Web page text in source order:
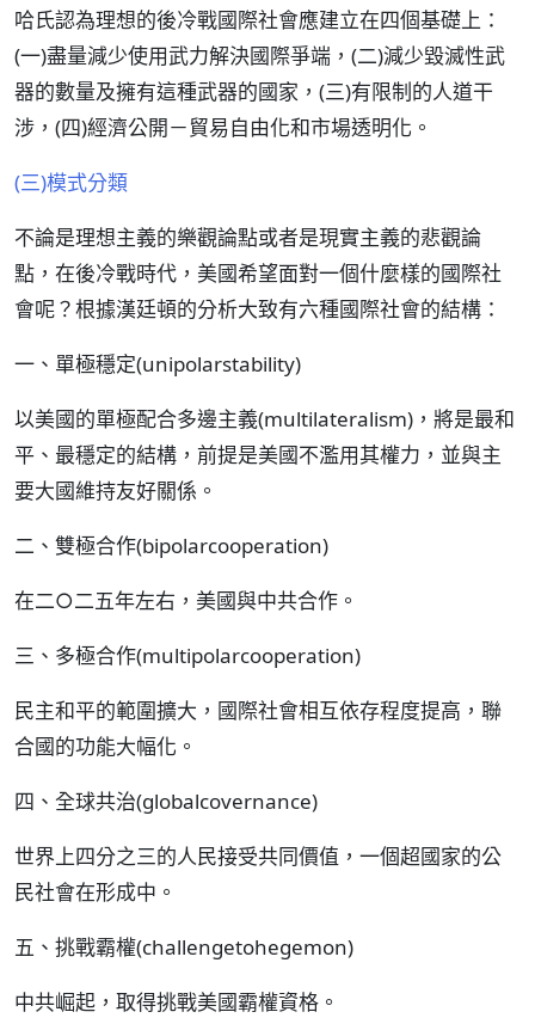
哈氏認為理想的後冷戰國際社會應建立在四個基礎上：
(一)盡量減少使用武力解決國際爭端，(二)減少毀滅性武
器的數量及擁有這種武器的國家，(三)有限制的人道干
涉，(四)經濟公開－貿易自由化和市場透明化。
(三)模式分類
不論是理想主義的樂觀論點或者是現實主義的悲觀論
點，在後冷戰時代，美國希望面對一個什麼樣的國際社
會呢？根據漢廷頓的分析大致有六種國際社會的結構：
一、單極穩定(unipolarstability)
以美國的單極配合多邊主義(multilateralism)，將是最和
平、最穩定的結構，前提是美國不濫用其權力，並與主
要大國維持友好關係。
二、雙極合作(bipolarcooperation)
在二○二五年左右，美國與中共合作。
三、多極合作(multipolarcooperation)
民主和平的範圍擴大，國際社會相互依存程度提高，聯
合國的功能大幅化。
四、全球共治(globalcovernance)
世界上四分之三的人民接受共同價值，一個超國家的公
民社會在形成中。
五、挑戰霸權(challengetohegemon)
中共崛起，取得挑戰美國霸權資格。